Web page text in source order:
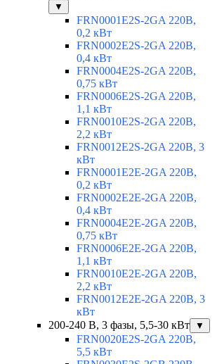
▼
FRN0001E2S-2GA 220В,
0,2 кВт
FRN0002E2S-2GA 220В,
0,4 кВт
FRN0004E2S-2GA 220В,
0,75 кВт
FRN0006E2S-2GA 220В,
1,1 кВт
FRN0010E2S-2GA 220В,
2,2 кВт
FRN0012E2S-2GA 220В, 3
кВт
FRN0001E2E-2GA 220В,
0,2 кВт
FRN0002E2E-2GA 220В,
0,4 кВт
FRN0004E2E-2GA 220В,
0,75 кВт
FRN0006E2E-2GA 220В,
1,1 кВт
FRN0010E2E-2GA 220В,
2,2 кВт
FRN0012E2E-2GA 220В, 3
кВт
200-240 В, 3 фазы, 5,5-30 кВт
▼
FRN0020E2S-2GA 220В,
5,5 кВт